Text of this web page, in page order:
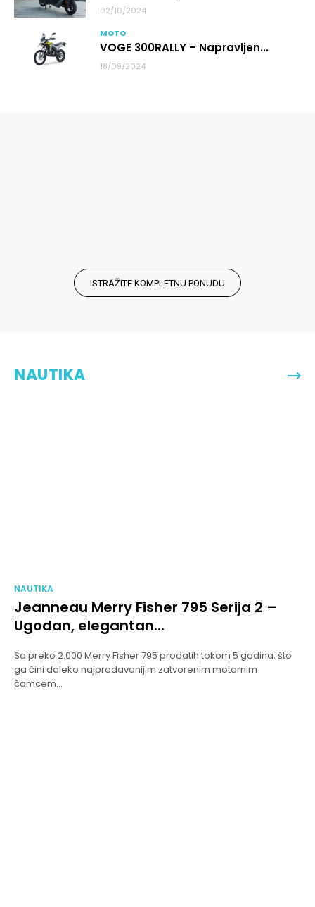
02/10/2024
MOTO
VOGE 300RALLY – Napravljen...
18/09/2024
ISTRAŽITE KOMPLETNU PONUDU
NAUTIKA
NAUTIKA
Jeanneau Merry Fisher 795 Serija 2 –
Ugodan, elegantan...
Sa preko 2.000 Merry Fisher 795 prodatih tokom 5 godina, što
ga čini daleko najprodavanijim zatvorenim motornim
čamcem...